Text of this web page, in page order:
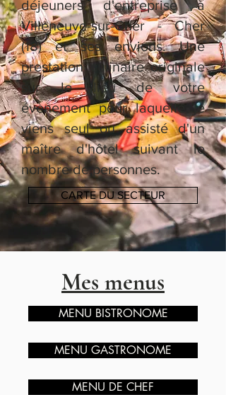
déjeuners d'entreprise à
Villeneuve-sur-Cher - Cher
(18) et ses envions. Une
prestation culinaire originale
sur le lieu de votre
évènement pour laquelle je
viens seul ou assisté d'un
maître d'hôtel suivant le
nombre de personnes.
CARTE DU SECTEUR
Mes menus
MENU BISTRONOME
MENU GASTRONOME
MENU DE CHEF